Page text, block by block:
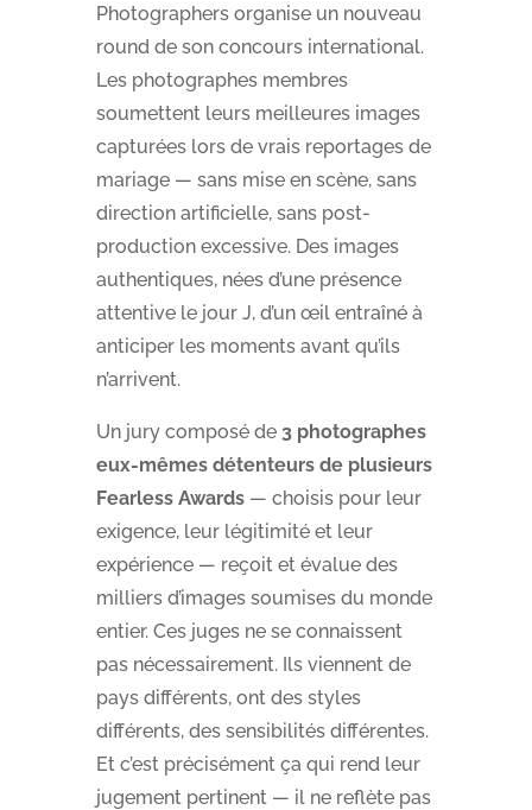
Photographers organise un nouveau
round de son concours international.
Les photographes membres
soumettent leurs meilleures images
capturées lors de vrais reportages de
mariage — sans mise en scène, sans
direction artificielle, sans post-
production excessive. Des images
authentiques, nées d’une présence
attentive le jour J, d’un œil entraîné à
anticiper les moments avant qu’ils
n’arrivent.
Un jury composé de 3 photographes
eux-mêmes détenteurs de plusieurs
Fearless Awards— choisis pour leur
exigence, leur légitimité et leur
expérience — reçoit et évalue des
milliers d’images soumises du monde
entier. Ces juges ne se connaissent
pas nécessairement. Ils viennent de
pays différents, ont des styles
différents, des sensibilités différentes.
Et c’est précisément ça qui rend leur
jugement pertinent — il ne reflète pas